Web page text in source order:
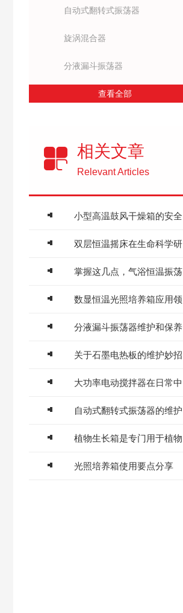
自动式翻转式振荡器
旋涡混合器
分液漏斗振荡器
查看全部
相关文章
Relevant Articles
光照培养箱使用要点分享